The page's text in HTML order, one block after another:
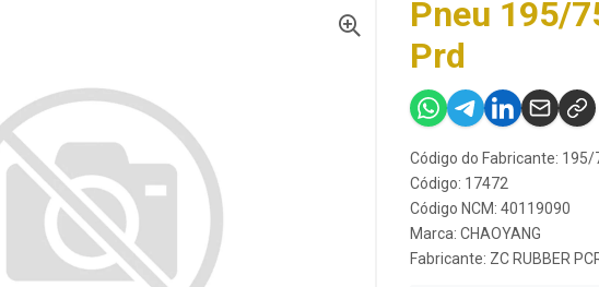
Pneu 195/
Prd
Código do Fabricante:
Código: 17472
Código NCM: 40119090
Marca: CHAOYANG
Fabricante: ZC RUBBER